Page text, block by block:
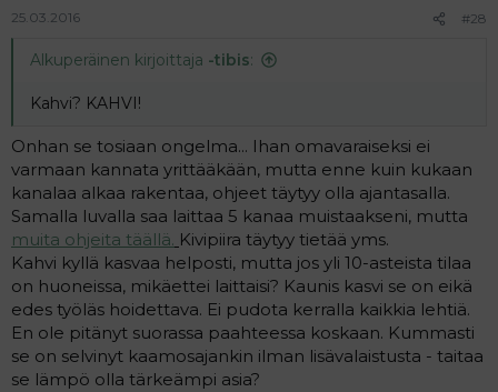
25.03.2016 #28
Alkuperäinen kirjoittaja -tibis:
Kahvi? KAHVI!
Onhan se tosiaan ongelma... Ihan omavaraiseksi ei
varmaan kannata yrittääkään, mutta enne kuin kukaan
kanalaa alkaa rakentaa, ohjeet täytyy olla ajantasalla.
Samalla luvalla saa laittaa 5 kanaa muistaakseni, mutta
muita ohjeita täällä. Kivipiira täytyy tietää yms.
Kahvi kyllä kasvaa helposti, mutta jos yli 10-asteista tilaa
on huoneissa, mikäettei laittaisi? Kaunis kasvi se on eikä
edes työläs hoidettava. Ei pudota kerralla kaikkia lehtiä.
En ole pitänyt suorassa paahteessa koskaan. Kummasti
se on selvinyt kaamosajankin ilman lisävalaistusta - taitaa
se lämpö olla tärkeämpi asia?